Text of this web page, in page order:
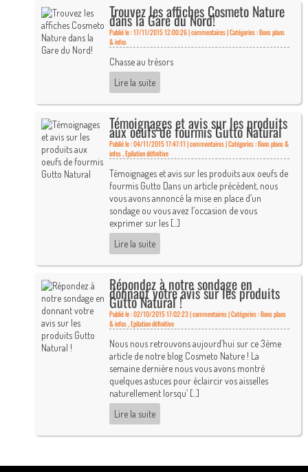
Trouvez les affiches Cosmeto Nature
dans la Gare du Nord!
Publié le : 17/11/2015 12:00:26 |commentaires | Catégories :Bons plans
& infos
Chasse au trésors
Lire la suite
Témoignages et avis sur les produits
aux oeufs de fourmis Gutto Natural
Publié le : 04/11/2015 17:47:11 |commentaires | Catégories :Bons plans &
infos,Epilation définitive
Témoignages et avis sur les produits aux oeufs de
fourmis Gutto Dans un article précédent, nous
vous avons annoncé la mise en place d’un
sondage ou vous avez l’occasion de vous
exprimer sur les [...]
Lire la suite
Répondez à notre sondage en
donnant votre avis sur les produits
Gutto Natural !
Publié le : 02/10/2015 17:02:23 |commentaires | Catégories :Bons plans
& infos,Epilation définitive
Nous nous retrouvons aujourd’hui sur ce 3ème
article de notre blog Cosmeto Nature ! La
semaine dernière nous vous avons montré
quelques astuces pour éclaircir vos aisselles
naturellement lorsqu’ [...]
Lire la suite